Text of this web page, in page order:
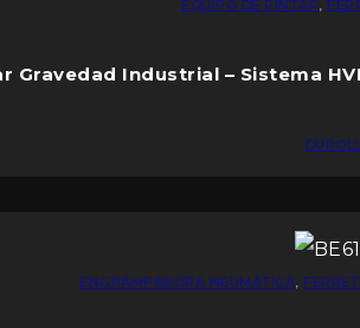
EQUIPO DE PINTAR,
Gravedad Industrial – Sistema
ENGRAMPADORA NEUMÁTICA,